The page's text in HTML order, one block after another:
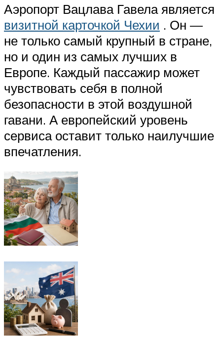
Аэропорт Вацлава Гавела является
визитной карточкой Чехии . Он —
не только самый крупный в стране,
но и один из самых лучших в
Европе. Каждый пассажир может
чувствовать себя в полной
безопасности в этой воздушной
гавани. А европейский уровень
сервиса оставит только наилучшие
впечатления.